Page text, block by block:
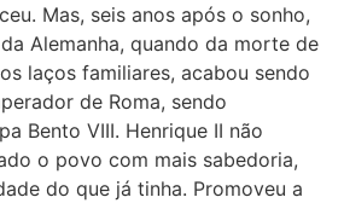
Mas, seis anos após o sonho,
Alemanha, quando da morte de
laços familiares, acabou sendo
de Roma, sendo
Bento VIII. Henrique II não
o povo com mais sabedoria,
do que já tinha. Promoveu a